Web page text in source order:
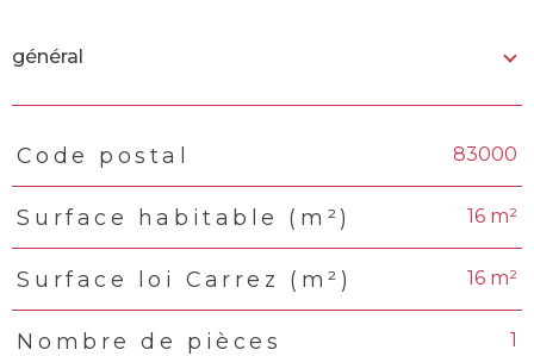
général
TRAD_PAMPERO_Caracteristique
Code postal 83000
Surface habitable (m²) 16 m²
Surface loi Carrez (m²) 16 m²
Nombre de pièces 1